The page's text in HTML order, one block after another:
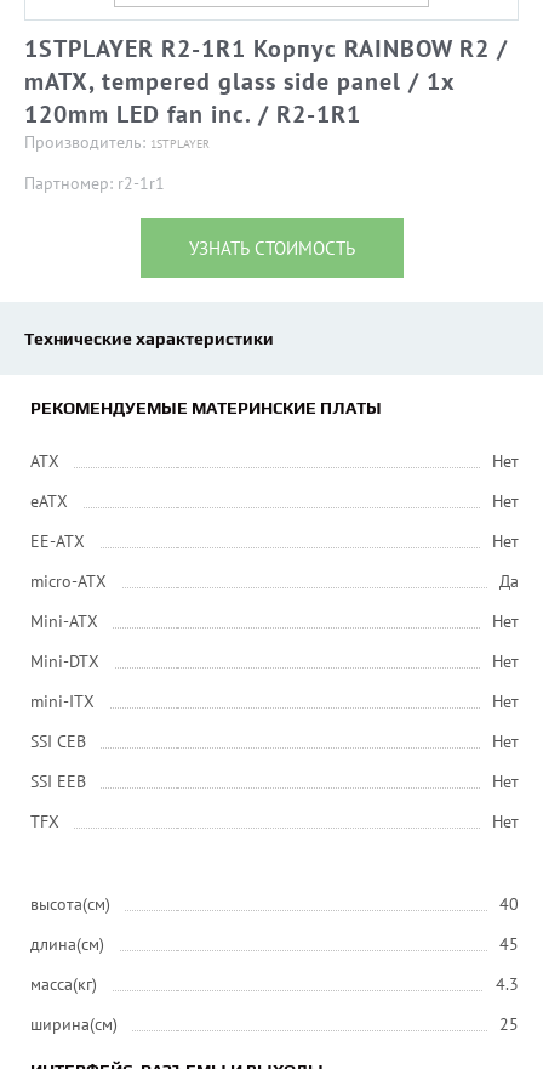
1STPLAYER R2-1R1 Корпус RAINBOW R2 /
mATX, tempered glass side panel / 1x
120mm LED fan inc. / R2-1R1
Производитель: 1STPLAYER
Партномер: r2-1r1
УЗНАТЬ СТОИМОСТЬ
Технические характеристики
РЕКОМЕНДУЕМЫЕ МАТЕРИНСКИЕ ПЛАТЫ
ATX
Нет
eATX
Нет
EE-ATX
Нет
micro-ATX
Да
Mini-ATX
Нет
Mini-DTX
Нет
mini-ITX
Нет
SSI CEB
Нет
SSI EEB
Нет
ТFХ
Нет
высота(см)
40
длина(см)
45
масса(кг)
4.3
ширина(см)
25